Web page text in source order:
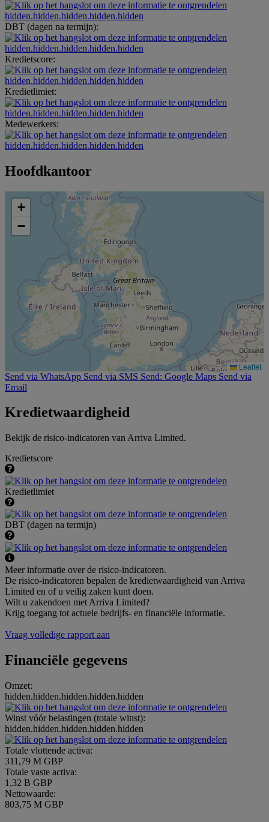
hidden.hidden.hidden.hidden.hidden
DBT (dagen na termijn):
hidden.hidden.hidden.hidden.hidden
Kredietscore:
hidden.hidden.hidden.hidden.hidden
Kredietlimiet:
hidden.hidden.hidden.hidden.hidden
Medewerkers:
hidden.hidden.hidden.hidden.hidden
Hoofdkantoor
+
−
Leaflet
Send via WhatsApp Send via SMS Send: Google Maps Send via
Email
Kredietwaardigheid
Bekijk de risico-indicatoren van Arriva Limited.
Kredietscore
Kredietlimiet
DBT (dagen na termijn)
Meer informatie over de risico-indicatoren.
De risico-indicatoren bepalen de kredietwaardigheid van Arriva
Limited en of u veilig zaken kunt doen.
Wilt u zakendoen met Arriva Limited?
Krijg toegang tot actuele bedrijfs- en financiële informatie.
Vraag volledige rapport aan
Financiële gegevens
Omzet:
hidden.hidden.hidden.hidden.hidden
Winst vóór belastingen (totale winst):
hidden.hidden.hidden.hidden.hidden
Totale vlottende activa:
311,79 M GBP
Totale vaste activa:
1,32 B GBP
Nettowaarde:
803,75 M GBP